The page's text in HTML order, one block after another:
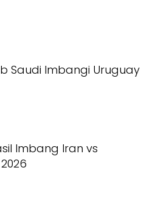
Saudi Imbangi Uruguay
Imbang Iran vs